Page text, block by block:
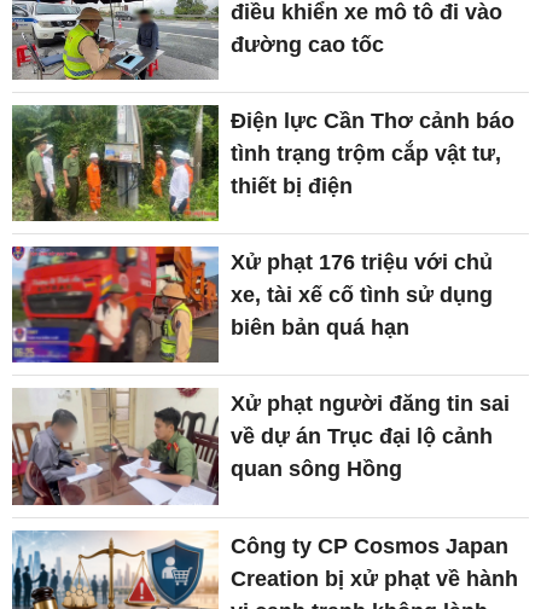
điều khiển xe mô tô đi vào
đường cao tốc
Điện lực Cần Thơ cảnh báo
tình trạng trộm cắp vật tư,
thiết bị điện
Xử phạt 176 triệu với chủ
xe, tài xế cố tình sử dụng
biên bản quá hạn
Xử phạt người đăng tin sai
về dự án Trục đại lộ cảnh
quan sông Hồng
Công ty CP Cosmos Japan
Creation bị xử phạt về hành